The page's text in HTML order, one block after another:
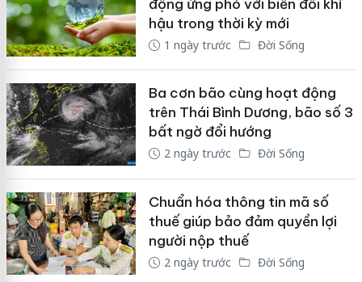
động ứng phó với biến đổi khí
hậu trong thời kỳ mới
1 ngày trước Đời Sống
Ba cơn bão cùng hoạt động
trên Thái Bình Dương, bão số 3
bất ngờ đổi hướng
2 ngày trước Đời Sống
Chuẩn hóa thông tin mã số
thuế giúp bảo đảm quyền lợi
người nộp thuế
2 ngày trước Đời Sống